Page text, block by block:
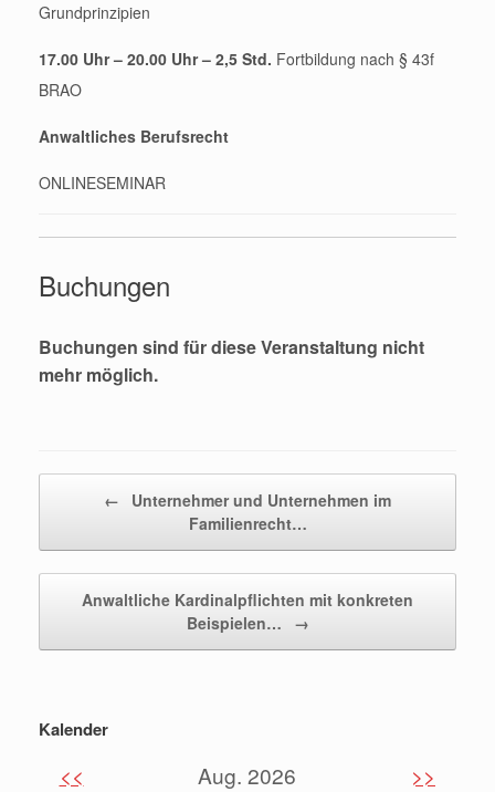
Grundprinzipien
17.00 Uhr – 20.00 Uhr – 2,5 Std. Fortbildung nach § 43f
BRAO
Anwaltliches Berufsrecht
ONLINESEMINAR
Buchungen
Buchungen sind für diese Veranstaltung nicht
mehr möglich.
←
Unternehmer und Unternehmen im
Familienrecht…
Anwaltliche Kardinalpflichten mit konkreten
Beispielen…
→
Kalender
<< Aug. 2026 >>